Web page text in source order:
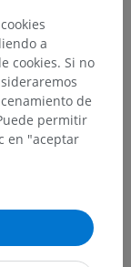
a
cookies. Si no
de
permitir
en "aceptar